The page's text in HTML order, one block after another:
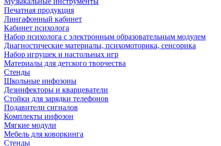
Печатная продукция
Лингафонный кабинет
Кабинет психолога
Набор психолога с электронным образовательным модулем
Диагностические материалы, психомоторика, сенсорика
Набор игрушек и настольных игр
Материалы для детского творчества
Стенды
Школьные инфозоны
Дезинфекторы и кварцеватели
Стойки для зарядки телефонов
Подавители сигналов
Комплекты инфозон
Мягкие модули
Мебель для коворкинга
Стенды